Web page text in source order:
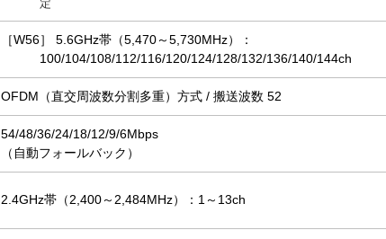
定
［W56］ 5.6GHz帯（5,470～5,730MHz）：
100/104/108/112/116/120/124/128/132/136/140/144ch
OFDM（直交周波数分割多重）方式 / 搬送波数 52
54/48/36/24/18/12/9/6Mbps
（自動フォールバック）
2.4GHz帯（2,400～2,484MHz）：1～13ch